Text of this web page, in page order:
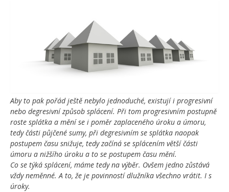
Aby to pak pořád ještě nebylo jednoduché, existují i progresivní
nebo degresivní způsob splácení. Při tom progresivním postupně
roste splátka a mění se i poměr zaplaceného úroku a úmoru,
tedy části půjčené sumy, při degresivním se splátka naopak
postupem času snižuje, tedy začíná se splácením větší části
úmoru a nižšího úroku a to se postupem času mění.
Co se týká splácení, máme tedy na výběr. Ovšem jedno zůstává
vždy neměnné. A to, že je povinností dlužníka všechno vrátit. I s
úroky.